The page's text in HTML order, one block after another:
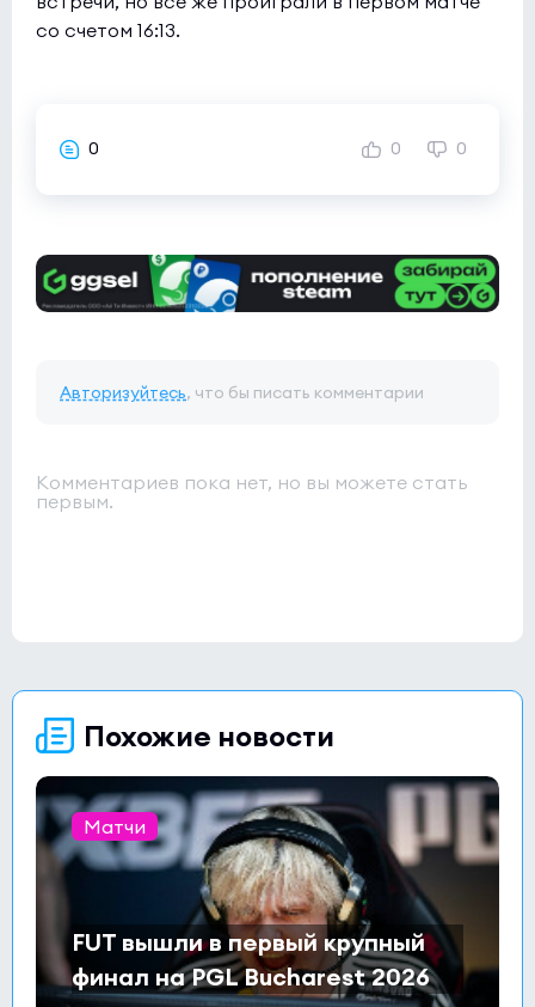
со счетом 16:13.
0 0 0
Авторизуйтесь, что бы писать комментарии
Комментариев пока нет, но вы можете стать
первым.
Похожие новости
Матчи
FUT вышли в первый крупный
финал на PGL Bucharest 2026